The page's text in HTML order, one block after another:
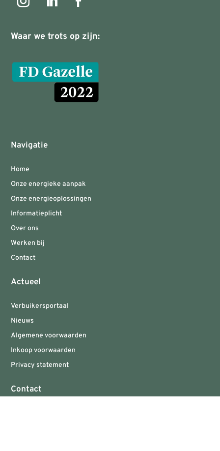
Waar we trots op zijn:
Navigatie
Home
Onze energieke aanpak
Onze energieoplossingen
Informatieplicht
Over ons
Werken bij
Contact
Actueel
Verbuikersportaal
Nieuws
Algemene voorwaarden
Inkoop voorwaarden
Privacy statement
Contact